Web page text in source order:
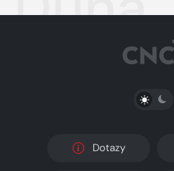
Dotazy